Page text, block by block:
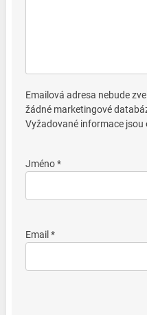
Emailová adresa nebude
žádné marketingové
Vyžadované informace jsou
Jméno *
Email *